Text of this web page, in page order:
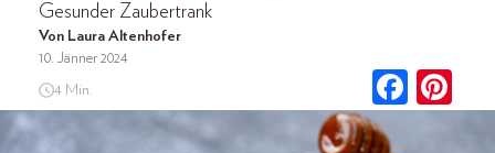
Gesunder Zaubertrank
Von Laura Altenhofer
10. Jänner 2024
4 Min.